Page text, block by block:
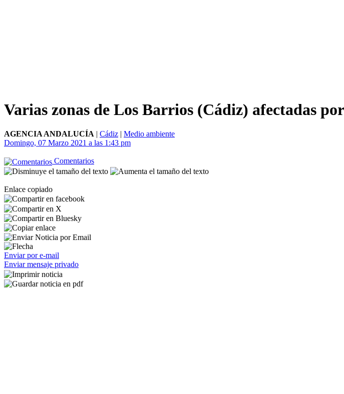
Varias zonas de Los Barrios (Cádiz) afectadas
AGENCIA ANDALUCÍA | Cádiz | Medio ambiente
Domingo, 07 Marzo 2021 a las 1:43 pm
Comentarios
Enlace copiado
Enviar por e-mail
Enviar mensaje privado